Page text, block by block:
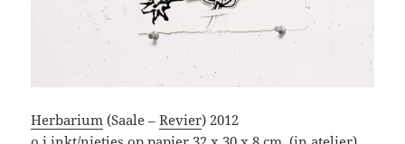
Herbarium (Saale –Revier) 2012